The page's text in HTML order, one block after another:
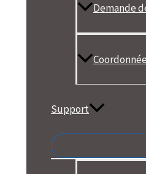
Demande
Support